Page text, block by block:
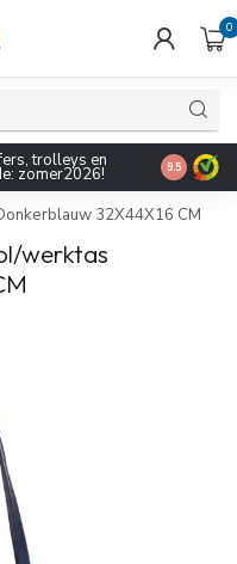
0
trolleys en
zomer2026! 9.5
32X44X16 CM
werktas